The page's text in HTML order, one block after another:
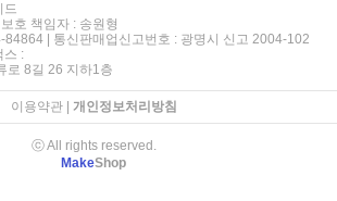
드
호 책임자 : 송원형
84864 | 통신판매업신고번호 : 광명시 신고 2004-102
스 :
로 8길 26 지하1층
이용약관| 개인정보처리방침
ⓒ All rights reserved.
MakeShop